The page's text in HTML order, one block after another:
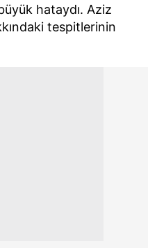
hataydı. Aziz
tespitlerinin